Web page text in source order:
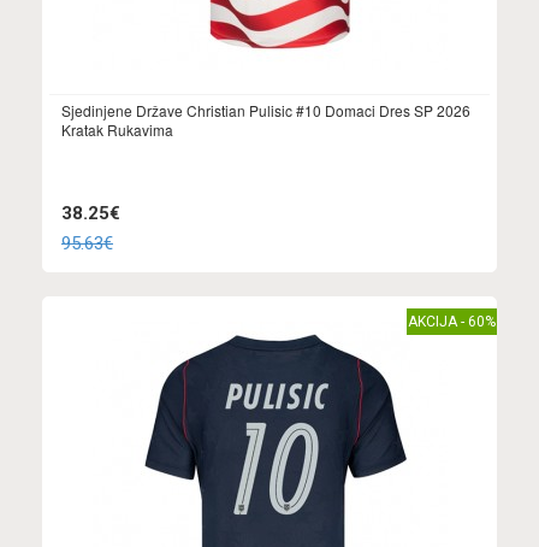
Sjedinjene Države Christian Pulisic #10 Domaci Dres SP 2026
Kratak Rukavima
38.25€
95.63€
AKCIJA - 60%